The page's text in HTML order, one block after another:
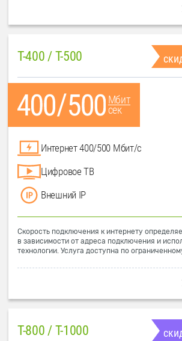
T-400 / T-500
Мбит
сек
Интернет 400/500 Мбит/с
Цифровое ТВ
Внешний IP
Скорость подключения к интернету
в зависимости от адреса подключения и
технологии. Услуга доступна по
T-800 / T-1000